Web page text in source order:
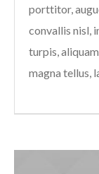
porttitor,
convallis nisl,
turpis,
magna tellus,